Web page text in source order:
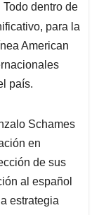
dentro de
para la
American
país.
Schames
en
de sus
al español
estrategia